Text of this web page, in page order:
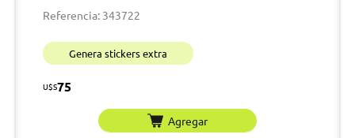
Referencia: 343722
Genera stickers extra
U$S75
Agregar